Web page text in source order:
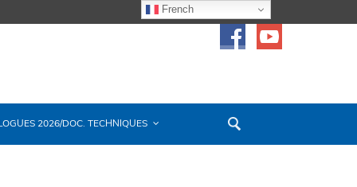
2026/DOC. TECHNIQUES
French